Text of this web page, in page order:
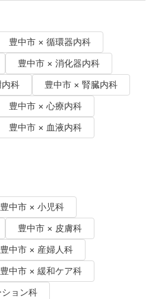
豊中市 × 循環器内科
豊中市 × 消化器内科
科
豊中市 × 腎臓内科
豊中市 × 心療内科
豊中市 × 血液内科
豊中市 × 小児科
豊中市 × 皮膚科
豊中市 × 産婦人科
豊中市 × 緩和ケア科
ョン科